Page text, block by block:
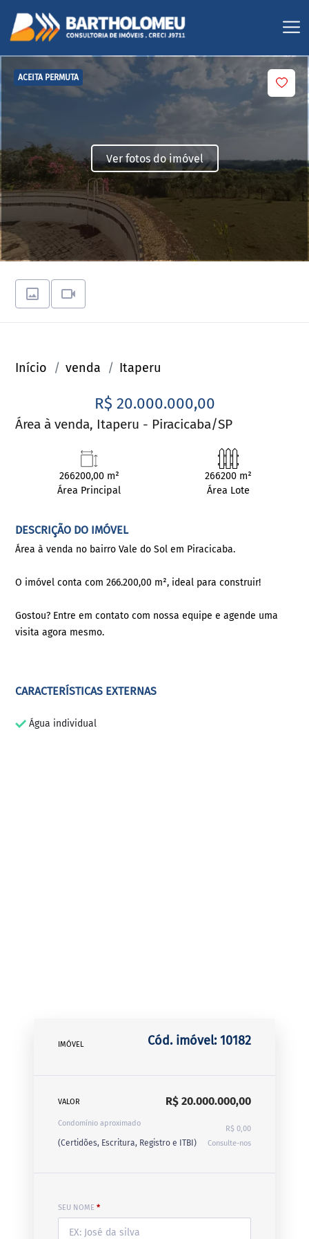
ACEITA PERMUTA
Ver fotos do imóvel
Início venda Itaperu
R$ 20.000.000,00
Área à venda, Itaperu - Piracicaba/SP
266200,00 m²
Área Principal
266200 m²
Área Lote
DESCRIÇÃO DO IMÓVEL
Área à venda no bairro Vale do Sol em Piracicaba.
O imóvel conta com 266.200,00 m², ideal para construir!
Gostou? Entre em contato com nossa equipe e agende uma
visita agora mesmo.
CARACTERÍSTICAS EXTERNAS
Água individual
IMÓVEL Cód. imóvel: 10182
VALOR R$ 20.000.000,00
Condomínio aproximado
R$ 0,00
(Certidões, Escritura, Registro e ITBI) Consulte-nos
SEU NOME *